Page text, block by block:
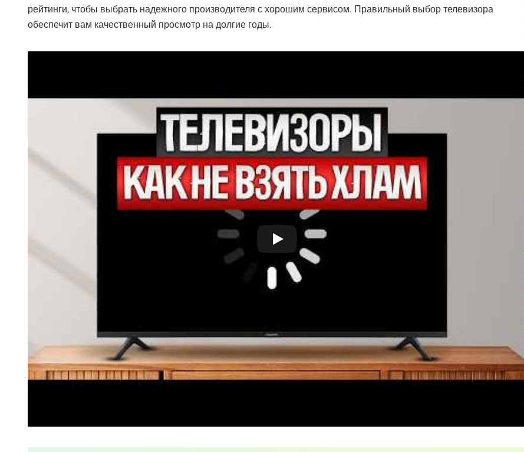
рейтинги, чтобы выбрать надежного производителя с хорошим сервисом. Правильный выбор телевизора
обеспечит вам качественный просмотр на долгие годы.